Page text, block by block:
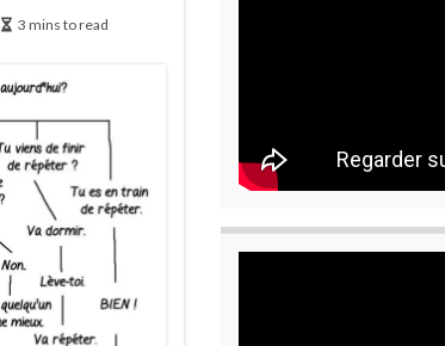
3 mins to read